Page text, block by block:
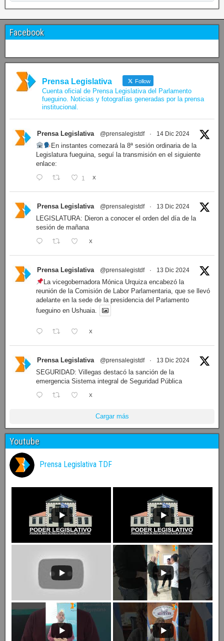
Facebook
Prensa Legislativa Follow
Cuenta oficial de Prensa Legislativa del Parlamento
fueguino. Noticias y fotografías generadas por la prensa
institucional.
Prensa Legislativa @prensalegistdf · 14 Dic 2024
En instantes comezará la 8ª sesión ordinaria de la
Legislatura fueguina, seguí la transmisión en el siguiente
enlace:
1 X
Prensa Legislativa @prensalegistdf · 13 Dic 2024
LEGISLATURA: Dieron a conocer el orden del día de la
sesión de mañana
X
Prensa Legislativa @prensalegistdf · 13 Dic 2024
La vicegobernadora Mónica Urquiza encabezó la
reunión de la Comisión de Labor Parlamentaria, que se llevó
adelante en la sede de la presidencia del Parlamento
fueguino en Ushuaia.
X
Prensa Legislativa @prensalegistdf · 13 Dic 2024
SEGURIDAD: Villegas destacó la sanción de la
emergencia Sistema integral de Seguridad Pública
X
Cargar más
Youtube
Prensa Legislativa TDF